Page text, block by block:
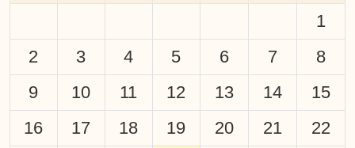
1
2
3 4 5 6 7
8
9
10 11 12 13 14
15
16
17 18 19 20 21
22